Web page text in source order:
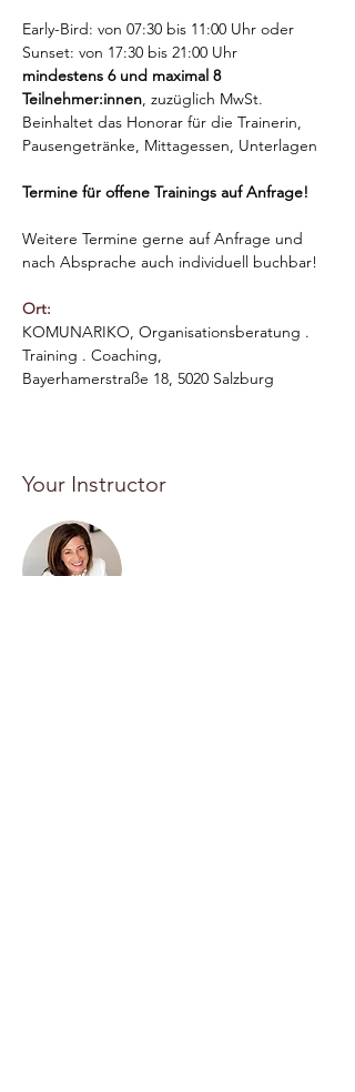
Early-Bird: von 07:30 bis 11:00 Uhr oder
Sunset: von 17:30 bis 21:00 Uhr
mindestens 6 und maximal 8
Teilnehmer:innen, zuzüglich MwSt.
Beinhaltet das Honorar für die Trainerin,
Pausengetränke, Mittagessen, Unterlagen
Termine für offene Trainings auf Anfrage!
Weitere Termine gerne auf Anfrage und
nach Absprache auch individuell buchbar!
Ort:
KOMUNARIKO, Organisationsberatung .
Training . Coaching,
Bayerhamerstraße 18, 5020 Salzburg
Your Instructor